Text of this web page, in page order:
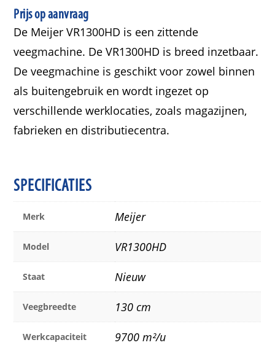
Prijs op aanvraag
De Meijer VR1300HD is een zittende
veegmachine. De VR1300HD is breed inzetbaar.
De veegmachine is geschikt voor zowel binnen
als buitengebruik en wordt ingezet op
verschillende werklocaties, zoals magazijnen,
fabrieken en distributiecentra.
SPECIFICATIES
Merk Meijer
Model VR1300HD
Staat Nieuw
Veegbreedte 130 cm
Werkcapaciteit 9700 m²/u